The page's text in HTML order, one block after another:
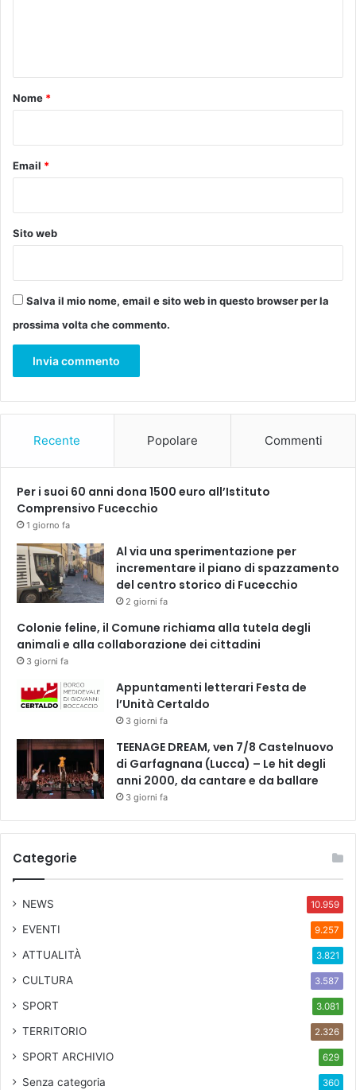
L
L
C
o
Nome *
Email *
Sito web
Salva il mio nome, email e sito web in questo browser per la
prossima volta che commento.
Recente Popolare Commenti
Per i suoi 60 anni dona 1500 euro all’Istituto
Comprensivo Fucecchio
1 giorno fa
Al via una sperimentazione per
incrementare il piano di spazzamento
del centro storico di Fucecchio
2 giorni fa
Colonie feline, il Comune richiama alla tutela degli
animali e alla collaborazione dei cittadini
3 giorni fa
Appuntamenti letterari Festa de
l’Unità Certaldo
3 giorni fa
TEENAGE DREAM, ven 7/8 Castelnuovo
di Garfagnana (Lucca) – Le hit degli
anni 2000, da cantare e da ballare
3 giorni fa
Categorie
NEWS 10.959
EVENTI 9.257
ATTUALITÀ 3.821
CULTURA 3.587
SPORT 3.081
TERRITORIO 2.326
SPORT ARCHIVIO 629
Senza categoria 360